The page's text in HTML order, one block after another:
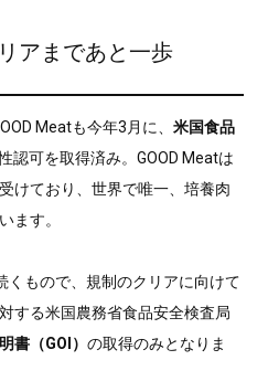
アまであと一歩
Meatも今年3月に、米国食品
認可を取得済み。GOOD Meatは
けており、世界で唯一、培養肉
ます。
くもので、規制のクリアに向けて
する米国農務省食品安全検査局
書（GOI）の取得のみとなりま